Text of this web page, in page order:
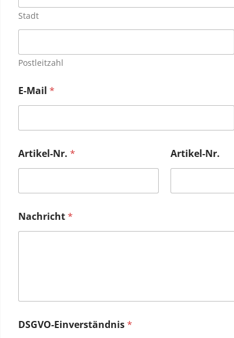
Stadt
Postleitzahl
E-Mail *
Artikel-Nr. * Artikel-Nr.
Nachricht*
DSGVO-Einverständnis*